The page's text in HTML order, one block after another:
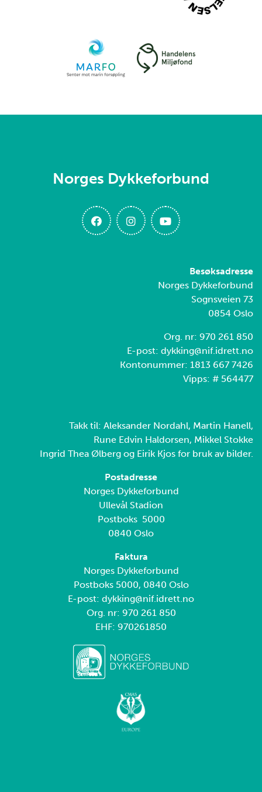
Norges Dykkeforbund
Besøksadresse
Norges Dykkeforbund
Sognsveien 73
0854 Oslo
Org. nr: 970 261 850
E-post: dykking@nif.idrett.no
Kontonummer: 1813 667 7426
Vipps: # 564477
Takk til: Aleksander Nordahl, Martin Hanell,
Rune Edvin Haldorsen, Mikkel Stokke
Ingrid Thea Ølberg og Eirik Kjos for bruk av bilder.
Postadresse
Norges Dykkeforbund
Ullevål Stadion
Postboks 5000
0840 Oslo
Faktura
Norges Dykkeforbund
Postboks 5000, 0840 Oslo
E-post: dykking@nif.idrett.no
Org. nr: 970 261 850
EHF: 970261850